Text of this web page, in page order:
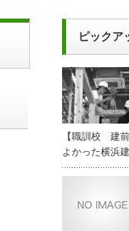
ピックア
【職訓校 建
よかった横浜